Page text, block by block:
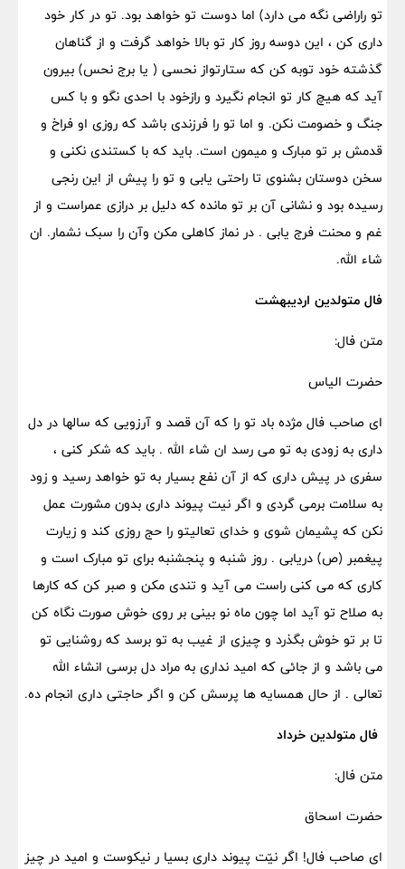
تو راراضی نگه می دارد) اما دوست تو خواهد بود. تو در کار خود
داری کن ، این دوسه روز کار تو بالا خواهد گرفت و از گناهان
گذشته خود توبه کن که ستارتواز نحسی ( یا برج نحس) بیرون
آید که هیچ کار تو انجام نگیرد و رازخود با احدی نگو و با کس
جنگ و خصومت نکن. و اما تو را فرزندی باشد که روزی او فراخ و
قدمش بر تو مبارک و میمون است. باید که با کستندی نکنی و
سخن دوستان بشنوی تا راحتی یابی و تو را پیش از این رنجی
رسیده بود و نشانی آن بر تو مانده که دلیل بر درازی عمراست و از
غم و محنت فرج یابی . در نماز کاهلی مکن وآن را سبک نشمار. ان
شاء الله.
فال متولدین اردیبهشت
متن فال:
حضرت الیاس
ای صاحب فال مژده باد تو را که آن قصد و آرزویی که سالها در دل
داری به زودی به تو می رسد ان شاء الله . باید که شکر کنی ،
سفری در پیش داری که از آن نفع بسیار به تو خواهد رسید و زود
به سلامت برمی گردی و اگر نیت پیوند داری بدون مشورت عمل
نکن که پشیمان شوی و خدای تعالیتو را حج روزی کند و زیارت
پیغمبر (ص) دریابی . روز شنبه و پنجشنبه برای تو مبارک است و
کاری که می کنی راست می آید و تندی مکن و صبر کن که کارها
به صلاح تو آید اما چون ماه نو بینی بر روی خوش صورت نگاه کن
تا بر تو خوش بگذرد و چیزی از غیب به تو برسد که روشنایی تو
می باشد و از جائی که امید نداری به مراد دل برسی انشاء الله
تعالی . از حال همسایه ها پرسش کن و اگر حاجتی داری انجام ده.
فال متولدین خرداد
متن فال:
حضرت اسحاق
ای صاحب فال! اگر نیّت پیوند داری بسیا ر نیکوست و امید در چیز